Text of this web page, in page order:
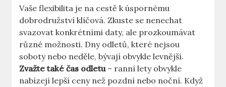
Vaše flexibilita je na cestě k úspornému
dobrodružství klíčová. Zkuste se nenechat
svazovat konkrétními daty, ale prozkoumávat
různé možnosti. Dny odletů, které nejsou
soboty nebo neděle, bývají obvykle levnější.
Zvažte také čas odletu– ranní lety obvykle
nabízejí lepší ceny než pozdní nebo noční. Když